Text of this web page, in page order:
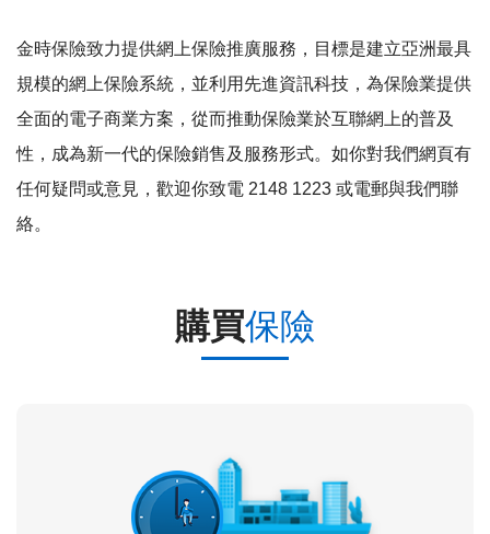
金時保險致力提供網上保險推廣服務，目標是建立亞洲最具
規模的網上保險系統，並利用先進資訊科技，為保險業提供
全面的電子商業方案，從而推動保險業於互聯網上的普及
性，成為新一代的保險銷售及服務形式。如你對我們網頁有
任何疑問或意見，歡迎你致電 2148 1223 或電郵與我們聯
絡。
購買保險